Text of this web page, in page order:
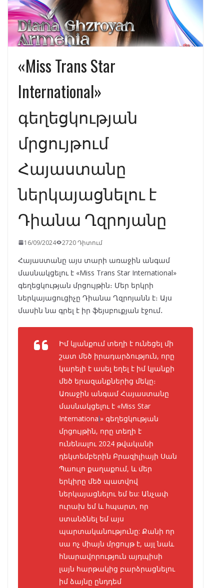
«Miss Trans Star
International»
գեղեցկության
մրցույթում
Հայաստանը
ներկայացնելու է
Դիանա Ղզրոյանը
16/09/2024 2720 Դիտում
Հայաստանը այս տարի առաջին անգամ
մասնակցելու է «Miss Trans Star International»
գեղեցկության մրցույթին։ Մեր երկրի
ներկայացուցիչը Դիանա Ղզրոյանն է։ Այս
մասին նա գրել է իր ֆեյսբուքյան էջում․
Իմ կյանքում տեղի է ունեցել մի
շատ մեծ իրադարձություն, որը
կարելի է ասել եղել է իմ կյանքի
մեծ երազանքներից մեկը։
Առաջին անգամ Հայաստանը
մասնակցելու է «Miss Star
International» գեղեցկության
մրցույթին, որը տեղի է
ունենալու 2024 թվականի
դեկտեմբերին Բրազիլիայի Սան
Պաուլո քաղաքում, և մեր
երկիրը մեծ պատվով
ներկայացնելու եմ ես: Անչափ
ուրախ եմ և հպարտ, որ
ստանձնել եմ այս
պարտականությունը: Քանի որ
սա ոչ միայն մրցույթ է, այլ նաև
հնարավորություն այդպիսի
լայն հարթակից բարձրացնելու
իմ ձայնը ընդդեմ